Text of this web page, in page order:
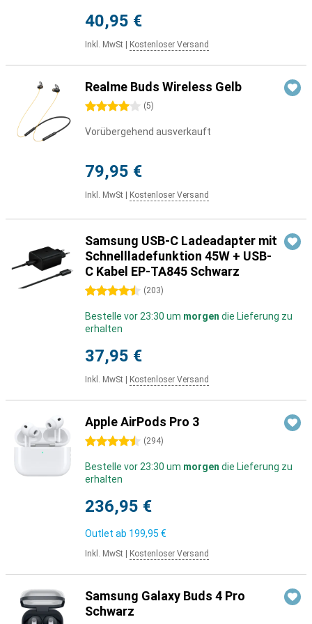
40,95 €
Inkl. MwSt Kostenloser Versand
Realme Buds Wireless Gelb
4 Sterne (5)
Vorübergehend ausverkauft
79,95 €
Inkl. MwSt Kostenloser Versand
Samsung USB-C Ladeadapter mit
Schnellladefunktion 45W + USB-
C Kabel EP-TA845 Schwarz
4.5 Sterne (203)
Bestelle vor 23:30 um morgen die Lieferung zu
erhalten
37,95 €
Inkl. MwSt Kostenloser Versand
Apple AirPods Pro 3
4.5 Sterne (294)
Bestelle vor 23:30 um morgen die Lieferung zu
erhalten
236,95 €
Outlet ab 199,95 €
Inkl. MwSt Kostenloser Versand
Samsung Galaxy Buds 4 Pro
Schwarz